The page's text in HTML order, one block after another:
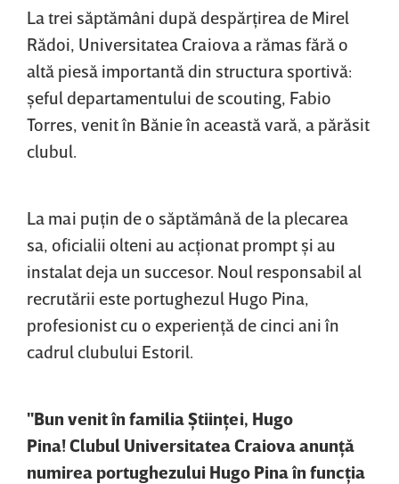
La trei săptămâni după despărţirea de Mirel
Rădoi, Universitatea Craiova a rămas fără o
altă piesă importantă din structura sportivă:
şeful departamentului de scouting, Fabio
Torres, venit în Bănie în această vară, a părăsit
clubul.
La mai puţin de o săptămână de la plecarea
sa, oficialii olteni au acţionat prompt şi au
instalat deja un succesor. Noul responsabil al
recrutării este portughezul Hugo Pina,
profesionist cu o experienţă de cinci ani în
cadrul clubului Estoril.
"Bun venit în familia Ştiinţei, Hugo
Pina! Clubul Universitatea Craiova anunţă
numirea portughezului Hugo Pina în funcţia